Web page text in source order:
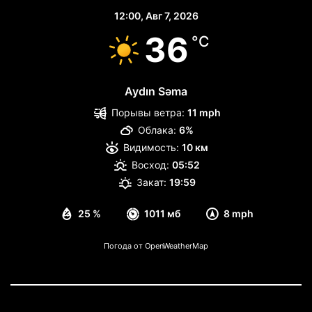
12:00, Авг 7, 2026
36 °C
Aydın Səma
25 % 1011 мб 8 mph
Порывы ветра: 11 mph
Облака: 6%
Видимость: 10 км
Восход: 05:52
Закат: 19:59
Погода от OpenWeatherMap